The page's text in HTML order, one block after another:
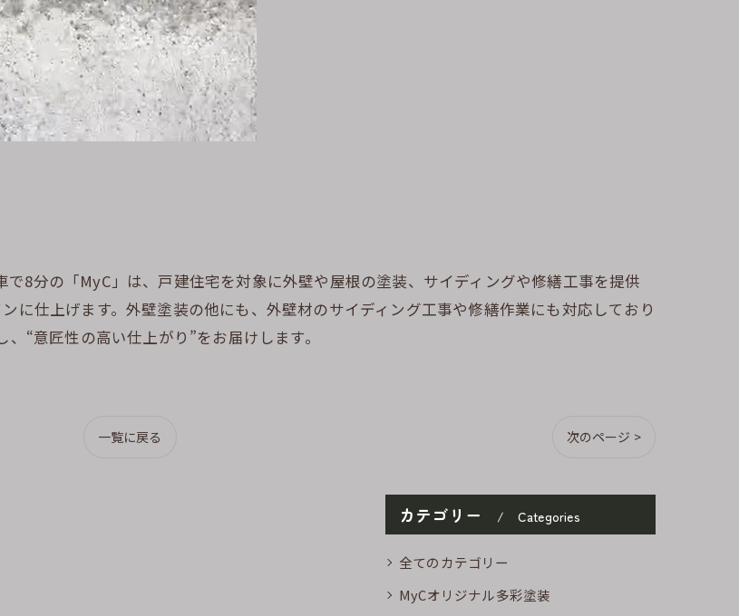
8分の「MyC」は、戸建住宅を対象に外壁や屋根の塗装、サイディングや修繕工事を提供
に仕上げます。外壁塗装の他にも、外壁材のサイディング工事や修繕作業にも対応しており
“意匠性の高い仕上がり”をお届けします。
一覧に戻る 次のページ >
カテゴリー Categories
全てのカテゴリー
MyCオリジナル多彩塗装